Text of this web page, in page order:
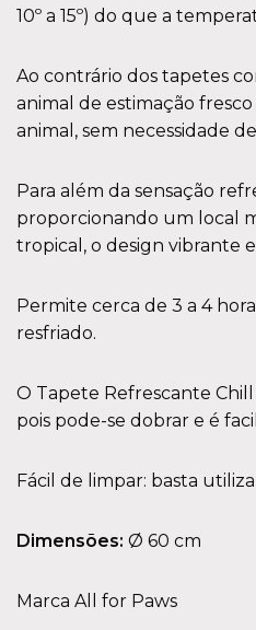
10º a 15º) do que a
Ao contrário dos tapetes
animal de estimação
animal, sem necessidade
Para além da sensação
proporcionando um local
tropical, o design vibrante
Permite cerca de 3 a 4
resfriado.
O Tapete Refrescante
pois pode-se dobrar e é
Fácil de limpar: basta
Dimensões: Ø 60 cm
Marca All for Paws